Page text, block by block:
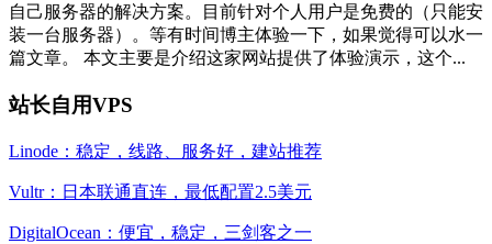
自己服务器的解决方案。目前针对个人用户是免费的（只能安
装一台服务器）。等有时间博主体验一下，如果觉得可以水一
篇文章。 本文主要是介绍这家网站提供了体验演示，这个...
站长自用VPS
Linode：稳定，线路、服务好，建站推荐
Vultr：日本联通直连，最低配置2.5美元
DigitalOcean：便宜，稳定，三剑客之一